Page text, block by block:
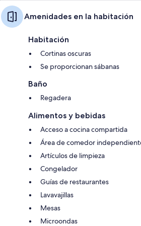
Amenidades en la habitación
Habitación
Cortinas oscuras
Se proporcionan sábanas
Baño
Regadera
Alimentos y bebidas
Acceso a cocina compartida
Área de comedor
Artículos de limpieza
Congelador
Guías de restaurantes
Lavavajillas
Mesas
Microondas